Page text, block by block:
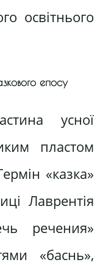
освітнього
епосу
усної
пластом
«казка»
Лаврентія
речения»
«баснь»,